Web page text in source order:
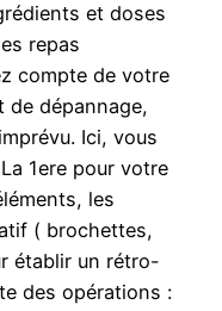
et doses
repas
compte de votre
de dépannage,
Ici, vous
1ere pour votre
les
( brochettes,
établir un rétro-
des opérations :